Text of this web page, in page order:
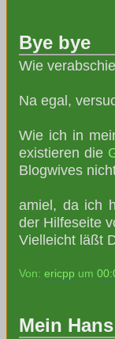
Bye bye
Wie
Na egal,
Wie ich in
existieren die
Blogwives
amiel, da ich
der Hilfeseite
Vielleicht läßt
Von: ericpp um
Mein